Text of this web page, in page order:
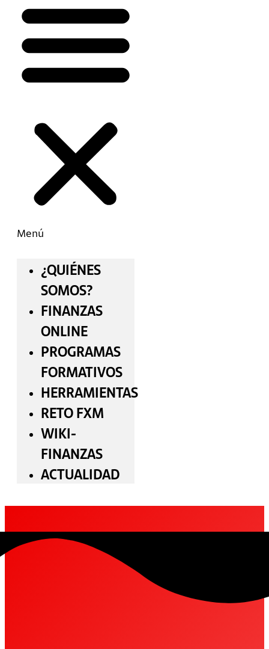
Menú
¿QUIÉNES
SOMOS?
FINANZAS
ONLINE
PROGRAMAS
FORMATIVOS
HERRAMIENTAS
RETO FXM
WIKI-
FINANZAS
ACTUALIDAD